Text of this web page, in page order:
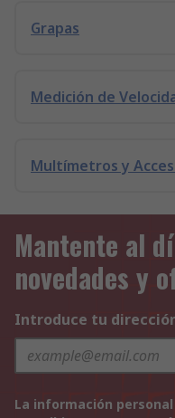
Grapas
Medición de
Multímetros y
Mantente al
novedades y
Introduce tu
La información